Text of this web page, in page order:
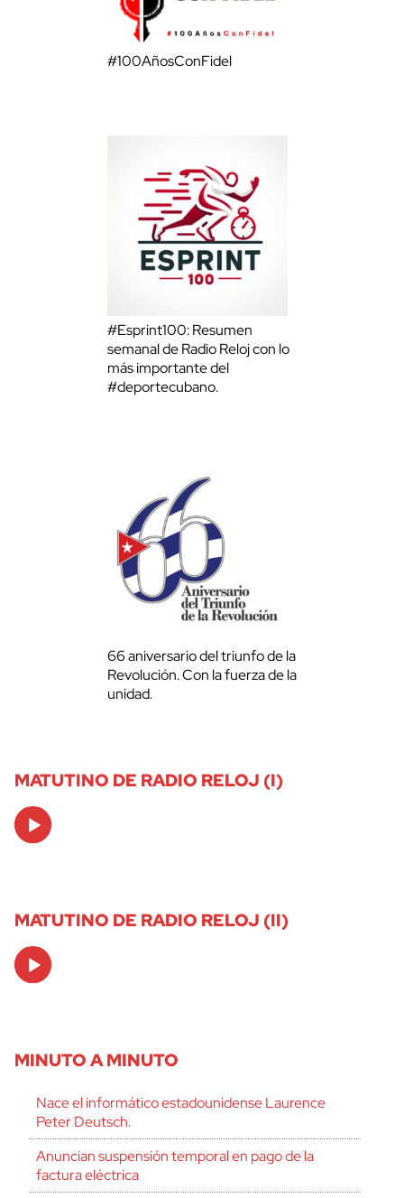
#100AñosConFidel
#Esprint100: Resumen
semanal de Radio Reloj con lo
más importante del
#deportecubano.
66 aniversario del triunfo de la
Revolución. Con la fuerza de la
unidad.
MATUTINO DE RADIO RELOJ (I)
Audio
Player
MATUTINO DE RADIO RELOJ (II)
Audio
Player
MINUTO A MINUTO
Nace el informático estadounidense Laurence
Peter Deutsch.
Anuncian suspensión temporal en pago de la
factura eléctrica